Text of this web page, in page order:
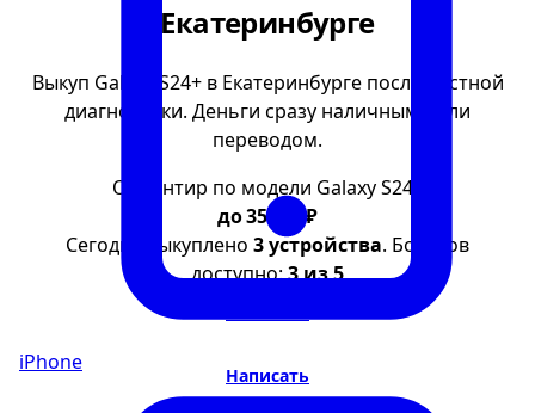
iPhone
Екатеринбурге
Выкуп Galaxy S24+ в Екатеринбурге после честной
диагностики. Деньги сразу наличными или
переводом.
Ориентир по модели Galaxy S24+
до 35 000 ₽
Сегодня выкуплено 3 устройства. Бонусов
доступно:3 из 5
Написать